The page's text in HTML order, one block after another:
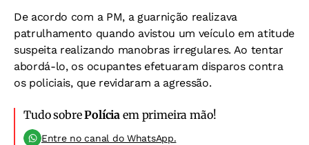
De acordo com a PM, a guarnição realizava
patrulhamento quando avistou um veículo em atitude
suspeita realizando manobras irregulares. Ao tentar
abordá-lo, os ocupantes efetuaram disparos contra
os policiais, que revidaram a agressão.
Tudo sobrePolícia em primeira mão!
Entre no canal do WhatsApp.